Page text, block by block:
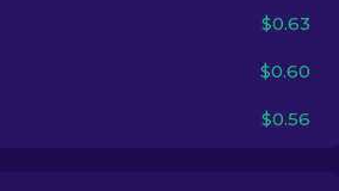
$0.63
$0.60
$0.56